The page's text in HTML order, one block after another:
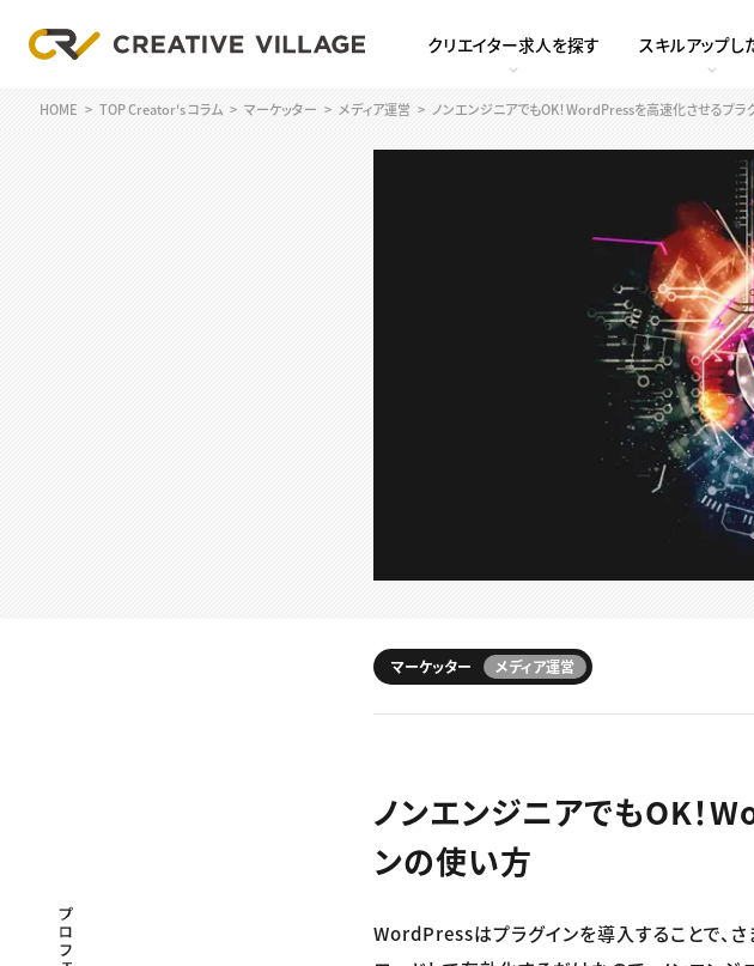
クリエイター求人を探す スキルアップし
HOME TOP Creator's コラム マーケッター メディア運営 ノンエンジニアでもOK！WordPressを高速化させるプラ
マーケッター メディア運営
ノンエンジニアでもOK！
ンの使い方
WordPressはプラグインを導入することで、